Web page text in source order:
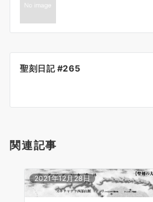
ビ
ン
聖刻日記 #265
関連記事
2021年12月28日